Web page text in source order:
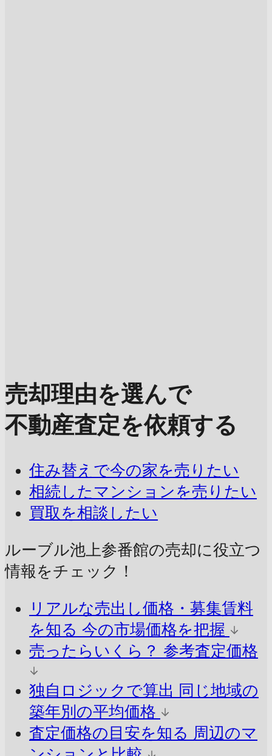
売却理由を選んで
不動産査定を依頼する
住み替えで今の家を売りたい
相続したマンションを売りたい
買取を相談したい
ルーブル池上参番館の売却に役立つ
情報をチェック！
リアルな売出し価格・募集賃料
を知る 今の市場価格を把握
売ったらいくら？ 参考査定価格
独自ロジックで算出 同じ地域の
築年別の平均価格
査定価格の目安を知る 周辺のマ